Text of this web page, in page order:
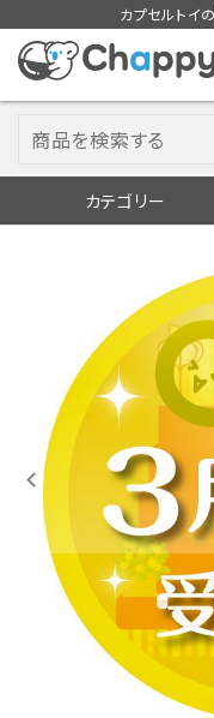
カプセルトイ
カテゴリー
入荷スケジ
カプセルトイマ
カプセルトイ
販促用空カプセ
レンタル
景品・玩具・文具
販促用カプセルト